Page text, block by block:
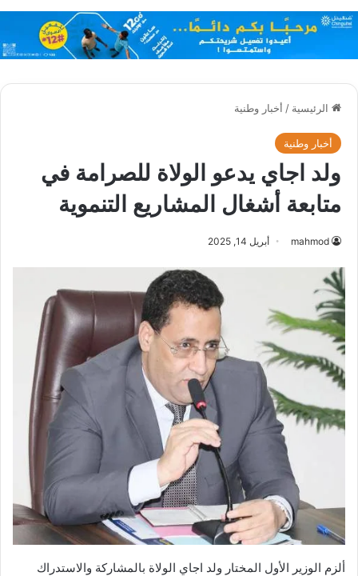
الرئيسية / أخبار وطنية
أخبار وطنية
ولد اجاي يدعو الولاة للصرامة في
متابعة أشغال المشاريع التنموية
mahmod أبريل 14, 2025
ألزم الوزير الأول المختار ولد اجاي الولاة بالمشاركة والاستدراك